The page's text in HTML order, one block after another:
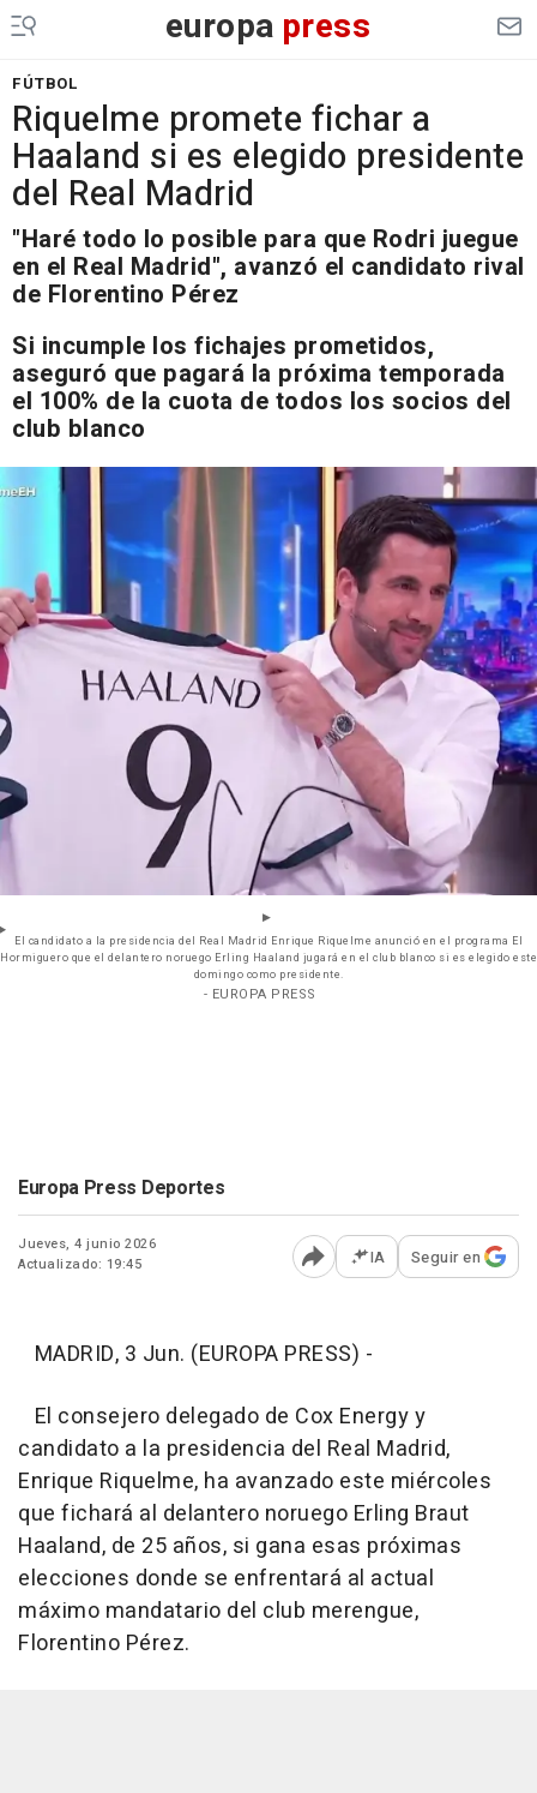
europa press
FÚTBOL
Riquelme promete fichar a
Haaland si es elegido presidente
del Real Madrid
"Haré todo lo posible para que Rodri juegue
en el Real Madrid", avanzó el candidato rival
de Florentino Pérez
Si incumple los fichajes prometidos,
aseguró que pagará la próxima temporada
el 100% de la cuota de todos los socios del
club blanco
El candidato a la presidencia del Real Madrid Enrique Riquelme anunció en el programa El
Hormiguero que el delantero noruego Erling Haaland jugará en el club blanco si es elegido este
domingo como presidente.
- EUROPA PRESS
Europa Press Deportes
Jueves, 4 junio 2026
Actualizado: 19:45
Abrir opciones para
IA Seguir en
MADRID, 3 Jun. (EUROPA PRESS) -
El consejero delegado de Cox Energy y
candidato a la presidencia del Real Madrid,
Enrique Riquelme, ha avanzado este miércoles
que fichará al delantero noruego Erling Braut
Haaland, de 25 años, si gana esas próximas
elecciones donde se enfrentará al actual
máximo mandatario del club merengue,
Florentino Pérez.